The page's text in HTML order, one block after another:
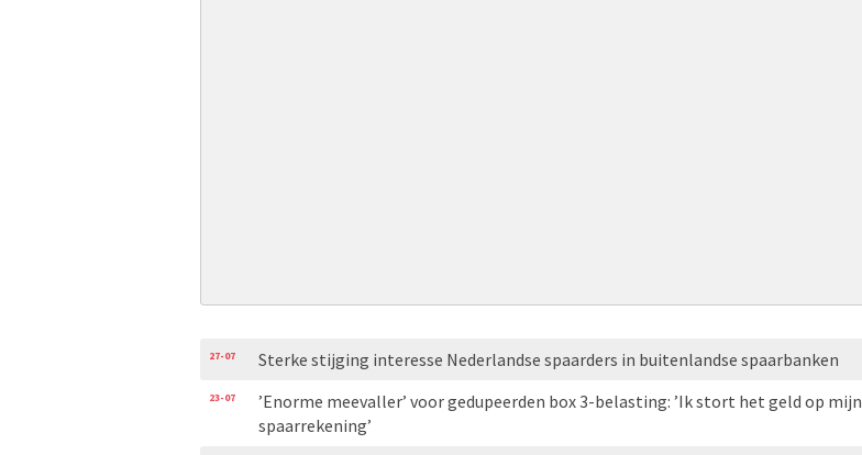
27-07 Sterke stijging interesse Nederlandse spaarders in buitenlandse spaarbanken
23-07
’Enorme meevaller’ voor gedupeerden box 3-belasting: ’Ik stort het geld op mijn
spaarrekening’